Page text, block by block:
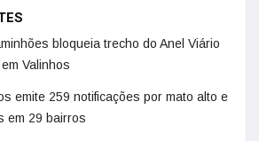
bloqueia trecho do Anel Viário
Valinhos
emite 259 notificações por mato alto e
em 29 bairros